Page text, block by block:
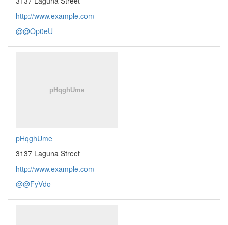
http://www.example.com
@@Op0eU
pHqghUme
3137 Laguna Street
http://www.example.com
@@FyVdo